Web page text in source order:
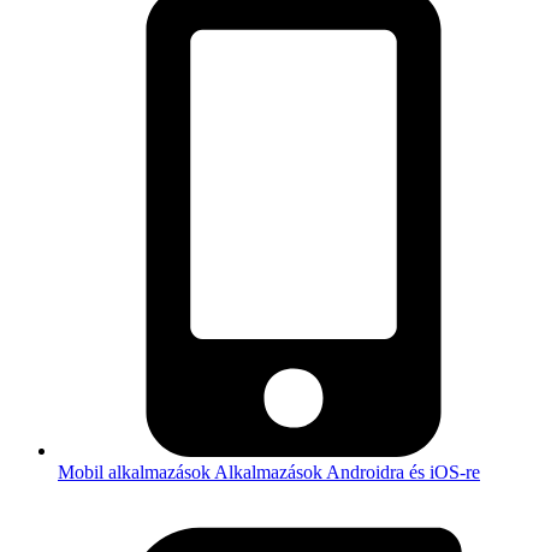
Mobil alkalmazások Alkalmazások Androidra és iOS-re